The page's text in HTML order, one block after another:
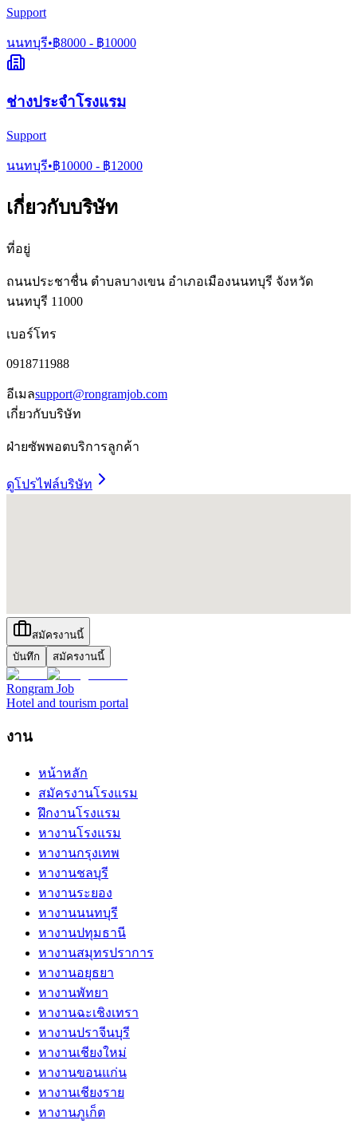
Support
นนทบุรี•฿8000 - ฿10000
ช่างประจำโรงแรม
Support
นนทบุรี•฿10000 - ฿12000
เกี่ยวกับบริษัท
ที่อยู่
ถนนประชาชื่น ตำบลบางเขน อำเภอเมืองนนทบุรี จังหวัด
นนทบุรี 11000
เบอร์โทร
0918711988
อีเมลsupport@rongramjob.com
เกี่ยวกับบริษัท
ฝ่ายซัพพอตบริการลูกค้า
ดูโปรไฟล์บริษัท
สมัครงานนี้
บันทึก
สมัครงานนี้
Rongram Job
Hotel and tourism portal
งาน
หน้าหลัก
สมัครงานโรงแรม
ฝึกงานโรงแรม
หางานโรงแรม
หางานกรุงเทพ
หางานชลบุรี
หางานระยอง
หางานนนทบุรี
หางานปทุมธานี
หางานสมุทรปราการ
หางานอยุธยา
หางานพัทยา
หางานฉะเชิงเทรา
หางานปราจีนบุรี
หางานเชียงใหม่
หางานขอนแก่น
หางานเชียงราย
หางานภูเก็ต